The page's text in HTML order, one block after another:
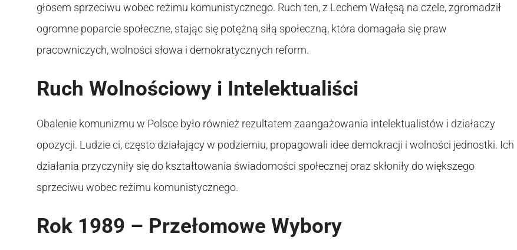
głosem sprzeciwu wobec reżimu komunistycznego. Ruch ten, z Lechem Wałęsą na czele, zgromadził
ogromne poparcie społeczne, stając się potężną siłą społeczną, która domagała się praw
pracowniczych, wolności słowa i demokratycznych reform.
Ruch Wolnościowy i Intelektualiści
Obalenie komunizmu w Polsce było również rezultatem zaangażowania intelektualistów i działaczy
opozycji. Ludzie ci, często działający w podziemiu, propagowali idee demokracji i wolności jednostki. Ich
działania przyczyniły się do kształtowania świadomości społecznej oraz skłoniły do większego
sprzeciwu wobec reżimu komunistycznego.
Rok 1989 – Przełomowe Wybory